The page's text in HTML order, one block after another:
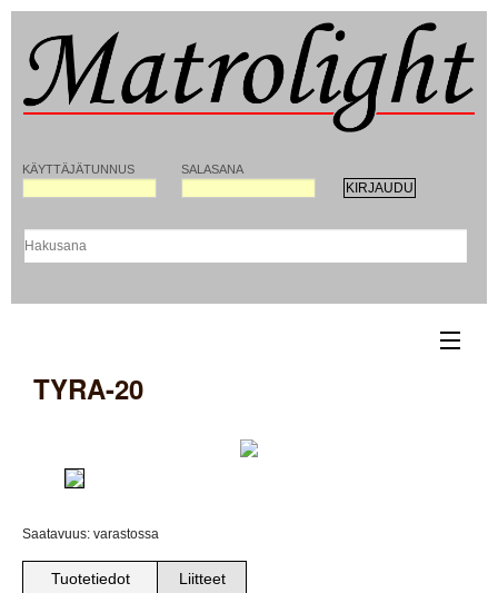
KÄYTTÄJÄTUNNUS SALASANA
ETUSIVU
REKISTERÖITYMINEN MATROLIGHT-
BILJARDIVALAISIMET
TYRA-20
Saatavuus: varastossa
Tuotetiedot Liitteet